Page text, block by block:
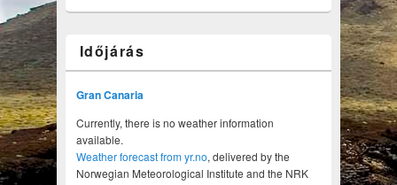
Időjárás
Gran Canaria
Currently, there is no weather information
available.
Weather forecast from yr.no, delivered by the
Norwegian Meteorological Institute and the NRK